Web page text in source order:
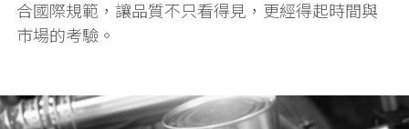
合國際規範，讓品質不只看得見，更經得起時間與
市場的考驗。